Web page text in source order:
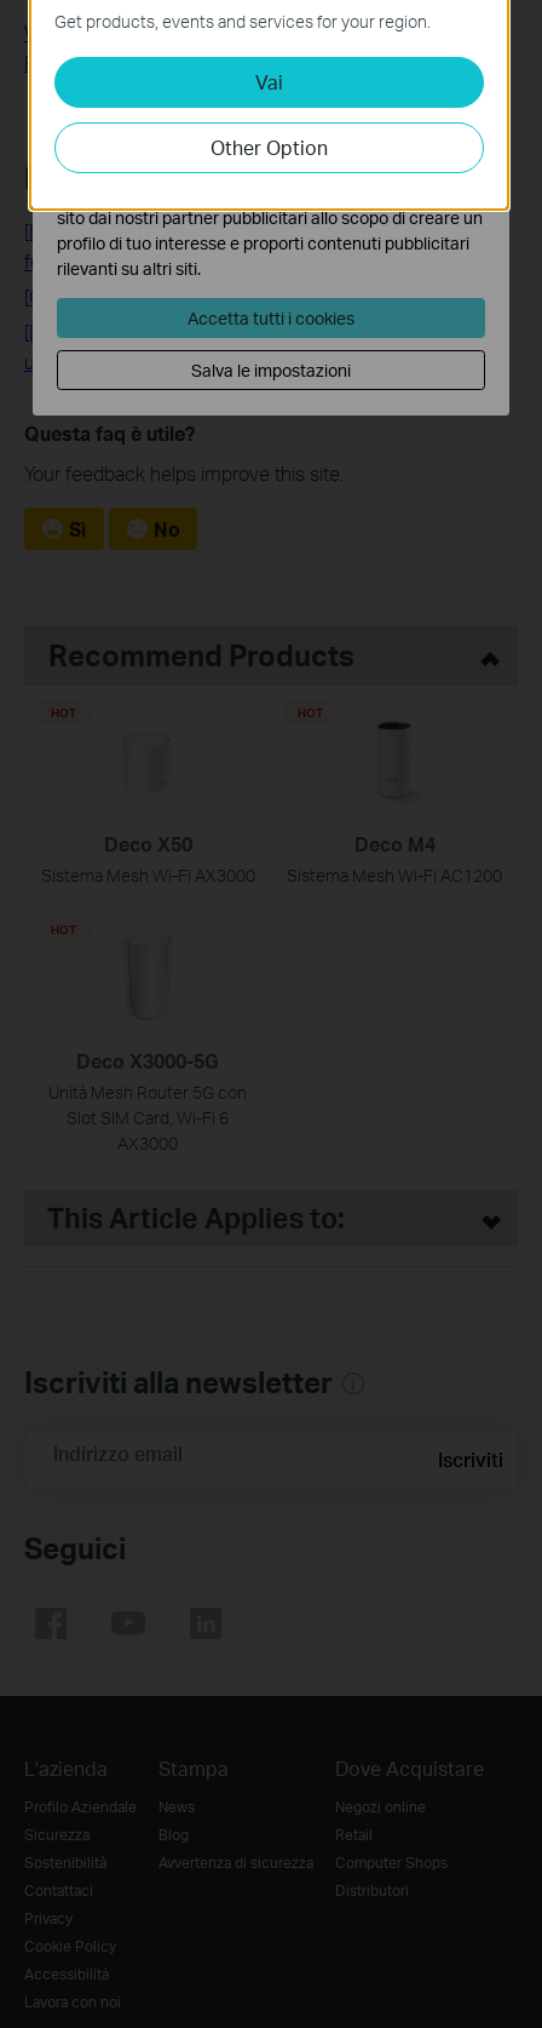
What to Do When the TP-Link Deco App Is Not Working
Properly
Looking for More
[Blog] Sistemi Deco Mesh e Hybrid Mesh: vantaggi e
funzionalità
[General] TP-Link Deco Mesh Soluzione Wi-Fi completa
[Blog] Deco Mesh 4G+ e 5G – Connetti la tua casa con
una SIM Card
Questa faq è utile?
Your feedback helps improve this site.
Sì No
Recommend Products
Deco X50
Sistema Mesh Wi-Fi AX3000
HOT
Deco M4
Sistema Mesh Wi-Fi AC1200
HOT
Deco X3000-5G
Unità Mesh Router 5G con
Slot SIM Card, Wi-Fi 6
AX3000
HOT
This Article Applies to:
Iscriviti alla newsletter
Indirizzo email Iscriviti
Seguici
L'azienda
Profilo Aziendale
Sicurezza
Sostenibilità
Contattaci
Privacy
Cookie Policy
Accessibilità
Lavora con noi
Stampa
News
Blog
Avvertenza di sicurezza
Dove Acquistare
Negozi online
Retail
Computer Shops
Distributori
Get products, events and services for your region.
Vai
Other Option
funzionamento del sito e non possono essere disattivati
nel tuo sistema.
Analytics e Marketing Cookies
I cookies analitici ci permettono di analizzare le tue
attività sul nostro sito allo scopo di migliorarne le
funzionalità.
sito dai nostri partner pubblicitari allo scopo di creare un
profilo di tuo interesse e proporti contenuti pubblicitari
rilevanti su altri siti.
Accetta tutti i cookies
Salva le impostazioni